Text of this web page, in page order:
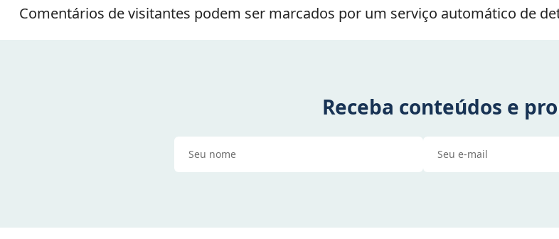
Comentários de visitantes podem ser marcados por um serviço automático de
Receba conteúdos e